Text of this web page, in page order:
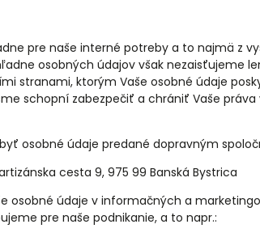
pre naše interné potreby a to najmä z
osobných údajov však nezaisťujeme
stranami, ktorým Vaše osobné údaje
schopní zabezpečiť a chrániť Vaše
osobné údaje predané dopravným
cesta 9, 975 99 Banská Bystrica
osobné údaje v informačných a
pre naše podnikanie, a to napr.: